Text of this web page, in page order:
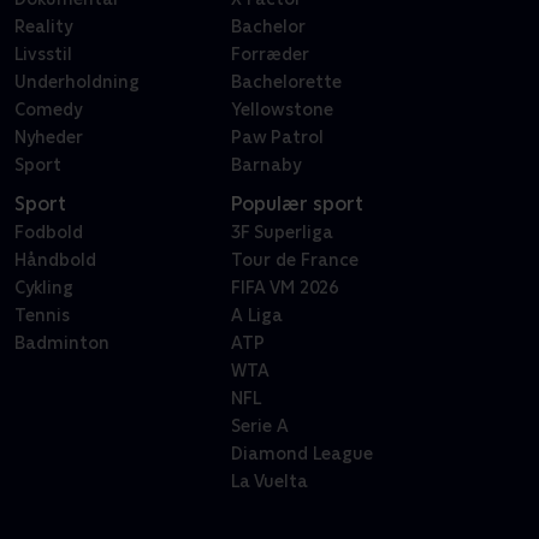
Reality
Livsstil
Underholdning
Comedy
Nyheder
Sport
Bachelor
Forræder
Bachelorette
Yellowstone
Paw Patrol
Barnaby
Sport
Fodbold
Håndbold
Cykling
Tennis
Badminton
Populær sport
3F Superliga
Tour de France
FIFA VM 2026
A Liga
ATP
WTA
NFL
Serie A
Diamond League
La Vuelta